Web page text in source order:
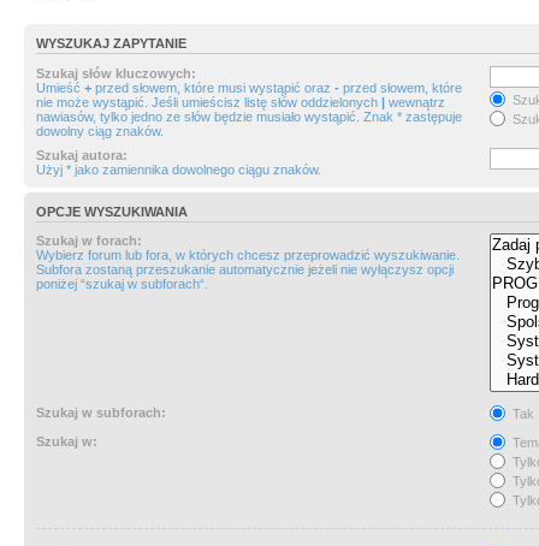
WYSZUKAJ ZAPYTANIE
Szukaj słów kluczowych:
Umieść + przed słowem, które musi wystąpić oraz - przed słowem, które
nie może wystąpić. Jeśli umieścisz listę słów oddzielonych | wewnątrz
nawiasów, tylko jedno ze słów będzie musiało wystąpić. Znak * zastępuje
dowolny ciąg znaków.
Szukaj autora:
Użyj * jako zamiennika dowolnego ciągu znaków.
OPCJE WYSZUKIWANIA
Szukaj w forach:
Wybierz forum lub fora, w których chcesz przeprowadzić wyszukiwanie.
Subfora zostaną przeszukanie automatycznie jeżeli nie wyłączysz opcji
poniżej “szukaj w subforach“.
Szukaj w subforach:
Tak
Szukaj w: